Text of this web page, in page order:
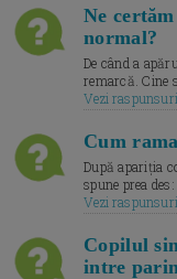
Ne
normal?
De când a
remarcă. Cine
Vezi raspunsuri
Cum
După apariția
spune prea
Vezi raspunsuri
Copilul
intre